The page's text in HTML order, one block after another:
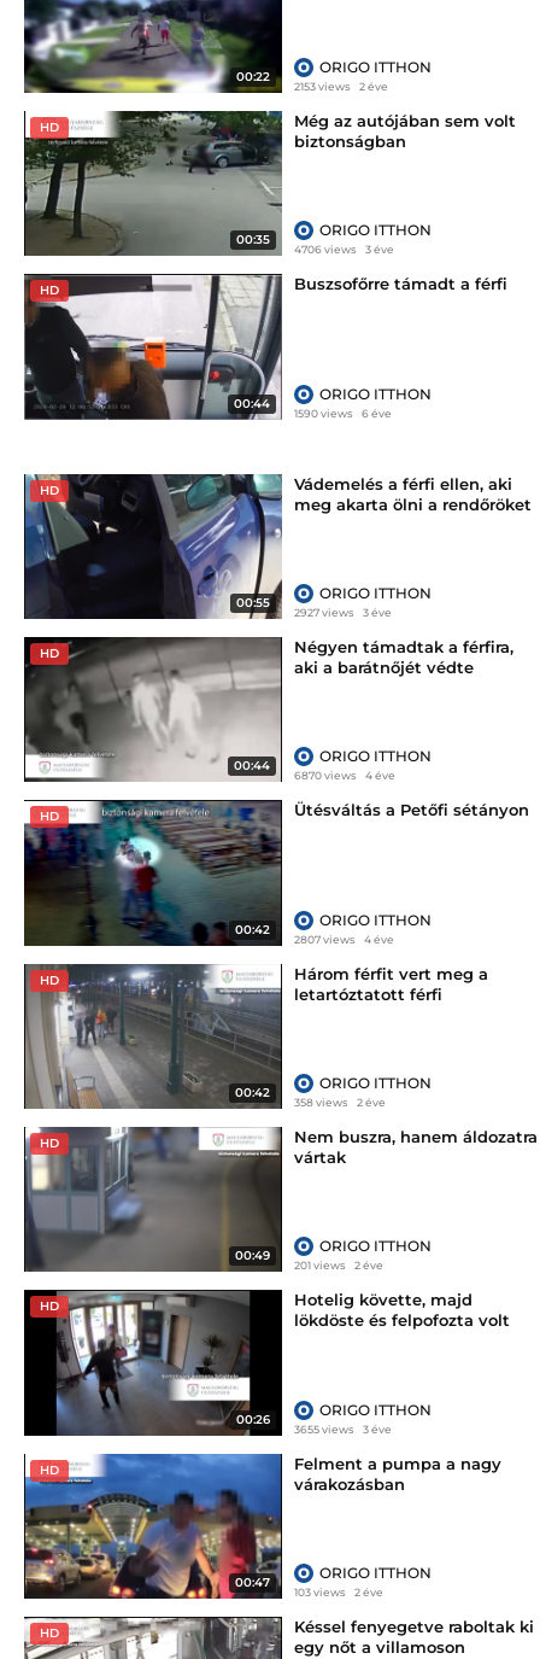
00:22
ORIGO ITTHON
2153 views 2 éve
HD
00:35
Még az autójában sem volt
biztonságban
ORIGO ITTHON
4706 views 3 éve
HD
00:44
Buszsofőrre támadt a férfi
ORIGO ITTHON
1590 views 6 éve
HD
00:55
Vádemelés a férfi ellen, aki
meg akarta ölni a rendőröket
ORIGO ITTHON
2927 views 3 éve
HD
00:44
Négyen támadtak a férfira,
aki a barátnőjét védte
ORIGO ITTHON
6870 views 4 éve
HD
00:42
Ütésváltás a Petőfi sétányon
ORIGO ITTHON
2807 views 4 éve
HD
00:42
Három férfit vert meg a
letartóztatott férfi
ORIGO ITTHON
358 views 2 éve
HD
00:49
Nem buszra, hanem áldozatra
vártak
ORIGO ITTHON
201 views 2 éve
HD
00:26
Hotelig követte, majd
lökdöste és felpofozta volt
ORIGO ITTHON
3655 views 3 éve
HD
00:47
Felment a pumpa a nagy
várakozásban
ORIGO ITTHON
103 views 2 éve
HD
Késsel fenyegetve raboltak ki
egy nőt a villamoson